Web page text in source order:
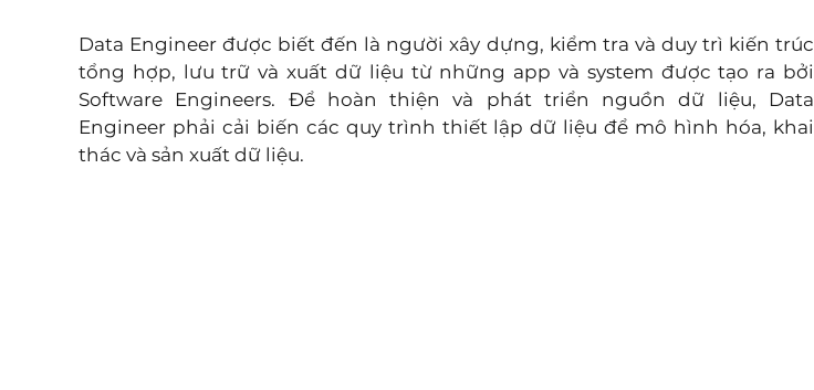
Data Engineer được biết đến là người xây dựng, kiểm tra và duy trì kiến trúc
tổng hợp, lưu trữ và xuất dữ liệu từ những app và system được tạo ra bởi
Software Engineers. Để hoàn thiện và phát triển nguồn dữ liệu, Data
Engineer phải cải biến các quy trình thiết lập dữ liệu để mô hình hóa, khai
thác và sản xuất dữ liệu.